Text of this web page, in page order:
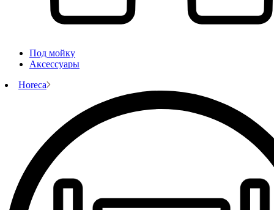
Под мойку
Аксессуары
Horeca